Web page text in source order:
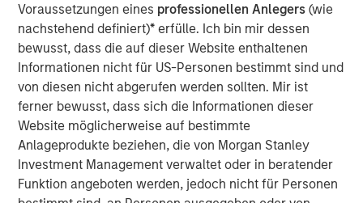
Voraussetzungen eines professionellen Anlegers(wie
nachstehend definiert)* erfülle. Ich bin mir dessen
bewusst, dass die auf dieser Website enthaltenen
Informationen nicht für US-Personen bestimmt sind und
von diesen nicht abgerufen werden sollten. Mir ist
ferner bewusst, dass sich die Informationen dieser
Website möglicherweise auf bestimmte
Anlageprodukte beziehen, die von Morgan Stanley
Investment Management verwaltet oder in beratender
Funktion angeboten werden, jedoch nicht für Personen
Commenting on the acquisition, Will Milam, Head of U.S.
Investments at Morgan Stanley Real Estate Investing,
said: “We are pleased to acquire this high-quality
portfolio of senior housing communities, which has
demonstrated strong historical performance. As people
age, their real estate needs evolve and as the first Baby
Boomers are turning 80 this year, demand for senior
housing is rising rapidly. We expect this sector to grow
nearly 5% annually over the next five years as this
population cohort expands.”